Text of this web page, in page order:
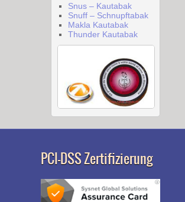
Snus – Kautabak
Snuff – Schnupftabak
Makla Kautabak
Thunder Kautabak
PCI-DSS Zertifizierung